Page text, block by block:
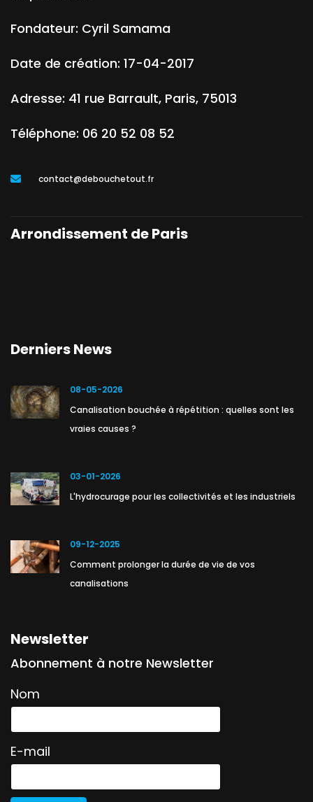
Fondateur: Cyril Samama
Date de création: 17-04-2017
Adresse: 41 rue Barrault, Paris, 75013
Téléphone: 06 20 52 08 52
contact@debouchetout.fr
Arrondissement de Paris
Derniers News
08-05-2026
Canalisation bouchée à répétition : quelles sont les
vraies causes ?
03-01-2026
L'hydrocurage pour les collectivités et les industriels
09-12-2025
Comment prolonger la durée de vie de vos
canalisations
Newsletter
Abonnement à notre Newsletter
Nom
E-mail